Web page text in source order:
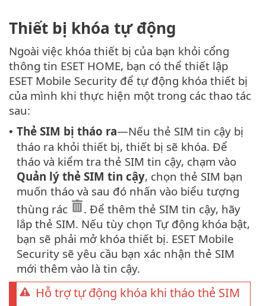
Thiết bị khóa tự động
Ngoài việc khóa thiết bị của bạn khỏi cổng
thông tin ESET HOME, bạn có thể thiết lập
ESET Mobile Security để tự động khóa thiết bị
của mình khi thực hiện một trong các thao tác
sau:
• Thẻ SIM bị tháo ra—Nếu thẻ SIM tin cậy bị
tháo ra khỏi thiết bị, thiết bị sẽ khóa. Để
tháo và kiểm tra thẻ SIM tin cậy, chạm vào
Quản lý thẻ SIM tin cậy, chọn thẻ SIM bạn
muốn tháo và sau đó nhấn vào biểu tượng
thùng rác
. Để thêm thẻ SIM tin cậy, hãy
lắp thẻ SIM. Nếu tùy chọn Tự động khóa bật,
bạn sẽ phải mở khóa thiết bị. ESET Mobile
Security sẽ yêu cầu bạn xác nhận thẻ SIM
mới thêm vào là tin cậy.
Hỗ trợ tự động khóa khi tháo thẻ SIM